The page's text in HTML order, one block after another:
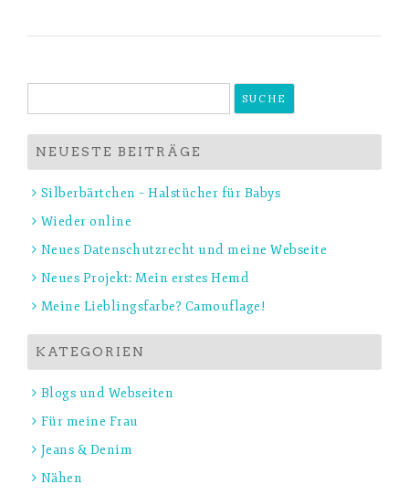
nach:
NEUESTE BEITRÄGE
Silberbärtchen – Halstücher für Babys
Wieder online
Neues Datenschutzrecht und meine Webseite
Neues Projekt: Mein erstes Hemd
Meine Lieblingsfarbe? Camouflage!
KATEGORIEN
Blogs und Webseiten
Für meine Frau
Jeans & Denim
Nähen